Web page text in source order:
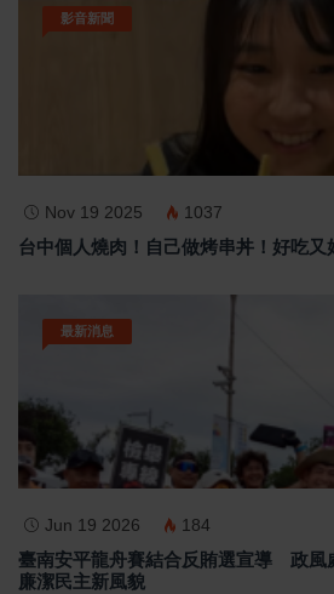
影音新聞
Nov 19 2025 1037
台中個人燒肉！自己做烤串丼！好吃又
最新消息
Jun 19 2026 184
臺南安平龍舟賽結合反賄選宣導 政
廉潔民主新風貌